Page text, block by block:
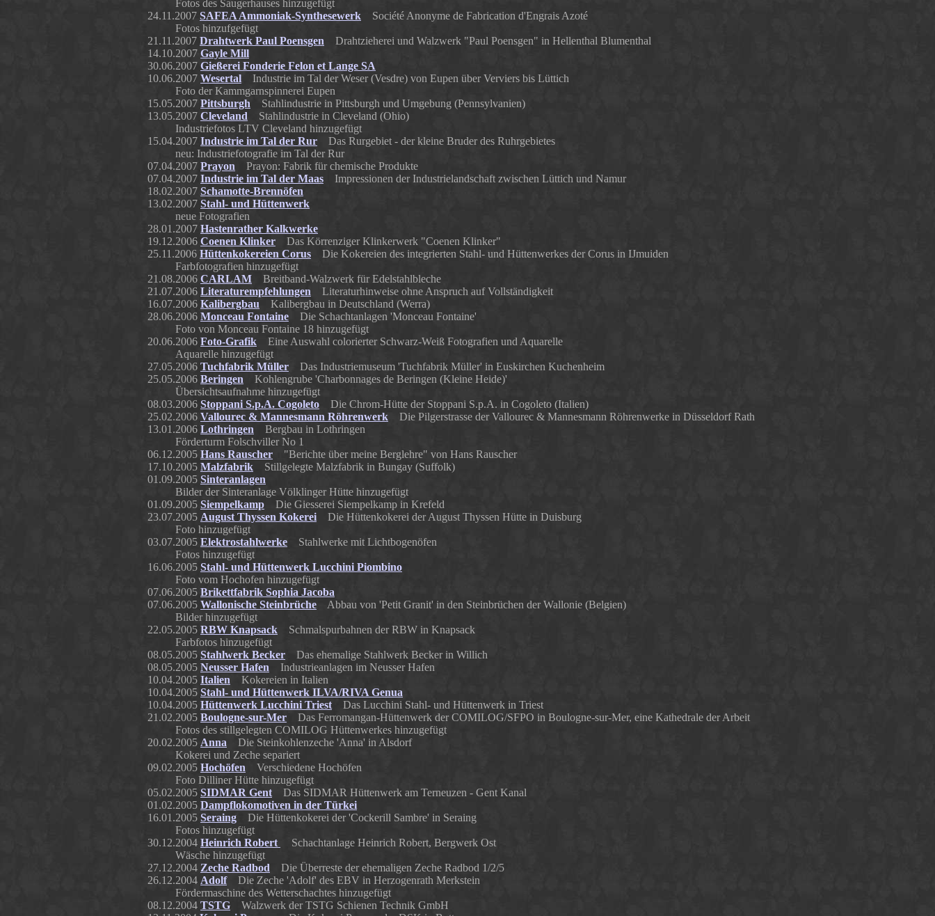
Fotos des Saugerhauses hinzugefügt
24.11.2007 SAFEA Ammoniak-Synthesewerk Société Anonyme de Fabrication d'Engrais Azoté
Fotos hinzufgefügt
21.11.2007 Drahtwerk Paul Poensgen Drahtzieherei und Walzwerk "Paul Poensgen" in Hellenthal Blumenthal
14.10.2007 Gayle Mill
30.06.2007 Gießerei Fonderie Felon et Lange SA
10.06.2007 Wesertal Industrie im Tal der Weser (Vesdre) von Eupen über Verviers bis Lüttich
Foto der Kammgarnspinnerei Eupen
15.05.2007 Pittsburgh Stahlindustrie in Pittsburgh und Umgebung (Pennsylvanien)
13.05.2007 Cleveland Stahlindustrie in Cleveland (Ohio)
Industriefotos LTV Cleveland hinzugefügt
15.04.2007 Industrie im Tal der Rur Das Rurgebiet - der kleine Bruder des Ruhrgebietes
neu: Industriefotografie im Tal der Rur
07.04.2007 Prayon Prayon: Fabrik für chemische Produkte
07.04.2007 Industrie im Tal der Maas Impressionen der Industrielandschaft zwischen Lüttich und Namur
18.02.2007 Schamotte-Brennöfen
13.02.2007 Stahl- und Hüttenwerk
neue Fotografien
28.01.2007 Hastenrather Kalkwerke
19.12.2006 Coenen Klinker Das Körrenziger Klinkerwerk "Coenen Klinker"
25.11.2006 Hüttenkokereien Corus Die Kokereien des integrierten Stahl- und Hüttenwerkes der Corus in IJmuiden
Farbfotografien hinzugefügt
21.08.2006 CARLAM Breitband-Walzwerk für Edelstahlbleche
21.07.2006 Literaturempfehlungen Literaturhinweise ohne Anspruch auf Vollständigkeit
16.07.2006 Kalibergbau Kalibergbau in Deutschland (Werra)
28.06.2006 Monceau Fontaine Die Schachtanlagen 'Monceau Fontaine'
Foto von Monceau Fontaine 18 hinzugefügt
20.06.2006 Foto-Grafik Eine Auswahl colorierter Schwarz-Weiß Fotografien und Aquarelle
Aquarelle hinzugefügt
27.05.2006 Tuchfabrik Müller Das Industriemuseum 'Tuchfabrik Müller' in Euskirchen Kuchenheim
25.05.2006 Beringen Kohlengrube 'Charbonnages de Beringen (Kleine Heide)'
Übersichtsaufnahme hinzugefügt
08.03.2006 Stoppani S.p.A. Cogoleto Die Chrom-Hütte der Stoppani S.p.A. in Cogoleto (Italien)
25.02.2006 Vallourec & Mannesmann Röhrenwerk Die Pilgerstrasse der Vallourec & Mannesmann Röhrenwerke in Düsseldorf Rath
13.01.2006 Lothringen Bergbau in Lothringen
Förderturm Folschviller No 1
06.12.2005 Hans Rauscher "Berichte über meine Berglehre" von Hans Rauscher
17.10.2005 Malzfabrik Stillgelegte Malzfabrik in Bungay (Suffolk)
01.09.2005 Sinteranlagen
Bilder der Sinteranlage Völklinger Hütte hinzugefügt
01.09.2005 Siempelkamp Die Giesserei Siempelkamp in Krefeld
23.07.2005 August Thyssen Kokerei Die Hüttenkokerei der August Thyssen Hütte in Duisburg
Foto hinzugefügt
03.07.2005 Elektrostahlwerke Stahlwerke mit Lichtbogenöfen
Fotos hinzugefügt
16.06.2005 Stahl- und Hüttenwerk Lucchini Piombino
Foto vom Hochofen hinzugefügt
07.06.2005 Brikettfabrik Sophia Jacoba
07.06.2005 Wallonische Steinbrüche Abbau von 'Petit Granit' in den Steinbrüchen der Wallonie (Belgien)
Bilder hinzugefügt
22.05.2005 RBW Knapsack Schmalspurbahnen der RBW in Knapsack
Farbfotos hinzugefügt
08.05.2005 Stahlwerk Becker Das ehemalige Stahlwerk Becker in Willich
08.05.2005 Neusser Hafen Industrieanlagen im Neusser Hafen
10.04.2005 Italien Kokereien in Italien
10.04.2005 Stahl- und Hüttenwerk ILVA/RIVA Genua
10.04.2005 Hüttenwerk Lucchini Triest Das Lucchini Stahl- und Hüttenwerk in Triest
21.02.2005 Boulogne-sur-Mer Das Ferromangan-Hüttenwerk der COMILOG/SFPO in Boulogne-sur-Mer, eine Kathedrale der Arbeit
Fotos des stillgelegten COMILOG Hüttenwerkes hinzugefügt
20.02.2005 Anna Die Steinkohlenzeche 'Anna' in Alsdorf
Kokerei und Zeche separiert
09.02.2005 Hochöfen Verschiedene Hochöfen
Foto Dilliner Hütte hinzugefügt
05.02.2005 SIDMAR Gent Das SIDMAR Hüttenwerk am Terneuzen - Gent Kanal
01.02.2005 Dampflokomotiven in der Türkei
16.01.2005 Seraing Die Hüttenkokerei der 'Cockerill Sambre' in Seraing
Fotos hinzugefügt
30.12.2004 Heinrich Robert
Schachtanlage Heinrich Robert, Bergwerk Ost
Wäsche hinzugefügt
27.12.2004 Zeche Radbod Die Überreste der ehemaligen Zeche Radbod 1/2/5
26.12.2004 AdolfDie Zeche 'Adolf' des EBV in Herzogenrath Merkstein
Fördermaschine des Wetterschachtes hinzugefügt
08.12.2004 TSTG Walzwerk der TSTG Schienen Technik GmbH